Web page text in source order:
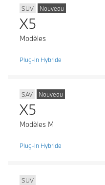
SUV Nouveau
X5
Modèles
Plug-in Hybride
SAV Nouveau
X5
Modèles M
Plug-in Hybride
SUV